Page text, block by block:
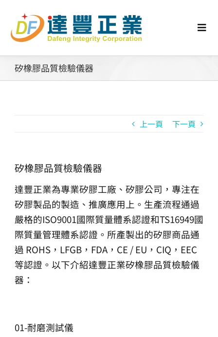
content
認識矽膠
消費性產品
矽膠客製
生產製造
選購指南
聯繫洽詢
矽橡膠品質檢驗儀器
上一頁 下一頁
矽橡膠品質檢驗儀器
達豐正業為專業矽膠工廠、矽膠公司，專注在
矽膠製品的製造、推廣應用上。生產流程通過
嚴格的ISO9001國際質量體系認證和TS16949國
際質量管理體系認證。所產製出的矽膠商品通
過 ROHS，LFGB，FDA，CE / EU，CIQ，EEC
等認證。以下介紹達豐正業矽橡膠品質檢驗儀
器：
01-耐磨測試儀